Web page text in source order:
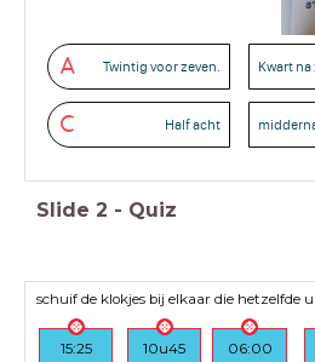
A Twintig voor zeven. Kwart na
C Half acht
Slide 2 - Quiz
schuif de klokjes bij elkaar die hetzelfde
15:25 10u45 06:00